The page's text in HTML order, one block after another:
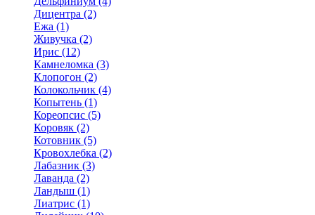
Дицентра (2)
Ежа (1)
Живучка (2)
Ирис (12)
Камнеломка (3)
Клопогон (2)
Колокольчик (4)
Копытень (1)
Кореопсис (5)
Коровяк (2)
Котовник (5)
Кровохлебка (2)
Лабазник (3)
Лаванда (2)
Ландыш (1)
Лиатрис (1)